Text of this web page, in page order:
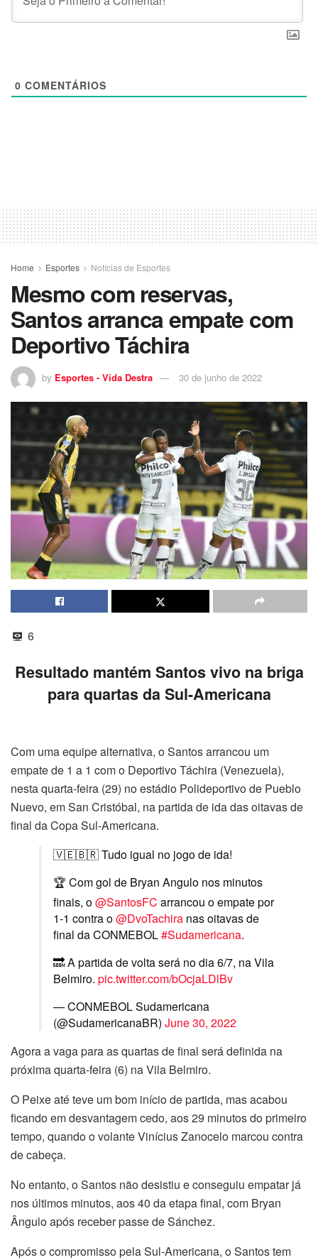
0 COMENTÁRIOS
Home Esportes Notícias de Esportes
Mesmo com reservas,
Santos arranca empate com
Deportivo Táchira
by Esportes - Vida Destra 30 de junho de 2022
6
Resultado mantém Santos vivo na briga
para quartas da Sul-Americana
Com uma equipe alternativa, o Santos arrancou um
empate de 1 a 1 com o Deportivo Táchira (Venezuela),
nesta quarta-feira (29) no estádio Polideportivo de Pueblo
Nuevo, em San Cristóbal, na partida de ida das oitavas de
final da Copa Sul-Americana.
🇻🇪🇧🇷 Tudo igual no jogo de ida!
🏆 Com gol de Bryan Angulo nos minutos
finais, o@SantosFC arrancou o empate por
1-1 contra o@DvoTachira nas oitavas de
final da CONMEBOL#Sudamericana.
🔜 A partida de volta será no dia 6/7, na Vila
Belmiro. pic.twitter.com/bOcjaLDlBv
— CONMEBOL Sudamericana
(@SudamericanaBR) June 30, 2022
Agora a vaga para as quartas de final será definida na
próxima quarta-feira (6) na Vila Belmiro.
O Peixe até teve um bom início de partida, mas acabou
ficando em desvantagem cedo, aos 29 minutos do primeiro
tempo, quando o volante Vinícius Zanocelo marcou contra
de cabeça.
No entanto, o Santos não desistiu e conseguiu empatar já
nos últimos minutos, aos 40 da etapa final, com Bryan
Ângulo após receber passe de Sánchez.
Após o compromisso pela Sul-Americana, o Santos tem